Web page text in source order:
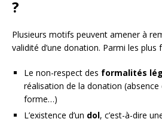
?
Plusieurs motifs peuvent amener à
validité d’une donation. Parmi les plus
Le non-respect des formalités
réalisation de la donation (absence
forme…)
L’existence d’un dol, c’est-à-dire